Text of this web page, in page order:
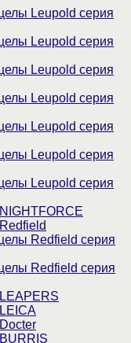
Leupold серия
Leupold серия
Leupold серия
Leupold серия
Leupold серия
Leupold серия
Leupold серия
Redfield серия
Redfield серия